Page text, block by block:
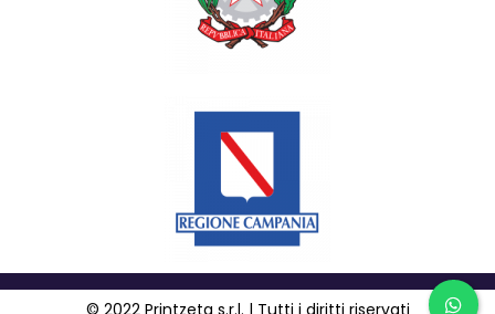
© 2022 Printzeta s.r.l. | Tutti i diritti riservati